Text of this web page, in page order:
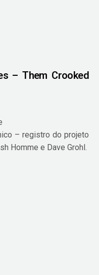
– Them Crooked
– registro do projeto
Homme e Dave Grohl.